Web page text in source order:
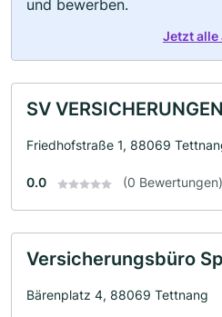
und bewerben.
Jetzt alle
SV VERSICHERUNGEN
Friedhofstraße 1, 88069
0.0 (0 Bewertungen)
Versicherungsbüro
Bärenplatz 4, 88069 Tettnang